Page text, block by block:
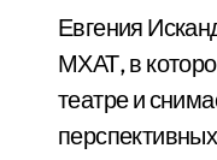
Евгения
МХАТ, в
театре и